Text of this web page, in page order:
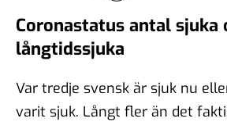
Coronastatus antal sjuka
långtidssjuka
Var tredje svensk är sjuk nu
varit sjuk. Långt fler än det